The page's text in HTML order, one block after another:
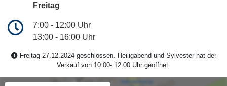
Freitag
7:00 - 12:00 Uhr
13:00 - 16:00 Uhr
Freitag 27.12.2024 geschlossen. Heiligabend und Sylvester hat der
Verkauf von 10.00-.12.00 Uhr geöffnet.